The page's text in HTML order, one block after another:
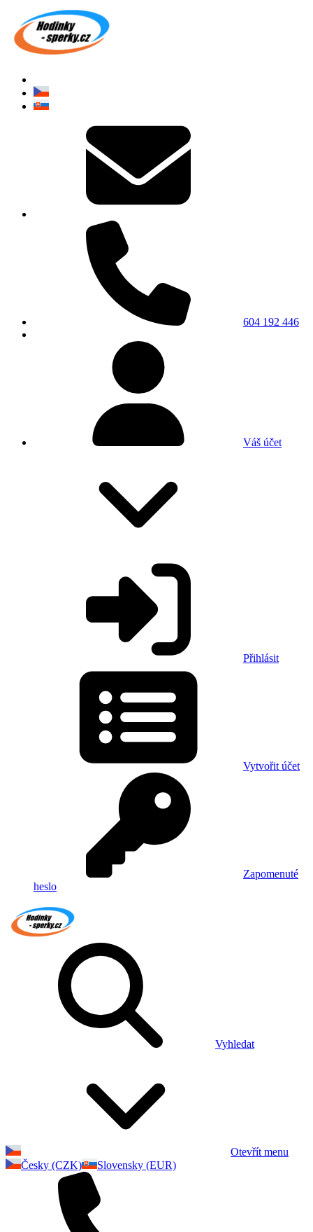
604 192 446
Váš účet
Přihlásit
Vytvořit účet
Zapomenuté
heslo
Vyhledat
Otevřít menu
Česky (CZK)
Slovensky (EUR)